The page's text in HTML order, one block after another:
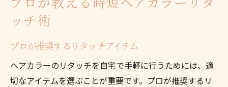
ッチ術
プロが推奨するリタッチアイテム
ヘアカラーのリタッチを自宅で手軽に行うためには、適
切なアイテムを選ぶことが重要です。プロが推奨するリ